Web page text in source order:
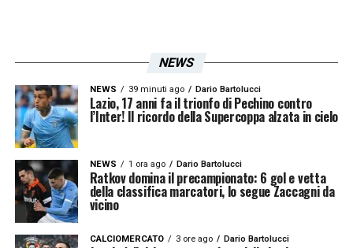
convinzione. Il lavoro svolto da Sarri nel ritiro
di Formello ha dato i suoi frutti, e la
conoscenza dei suoi metodi da parte di molti
giocatori ha sicuramente aiutato. I timori
iniziali, ovvero che una difesa solida si
traducesse in un attacco spento, sono stati
NEWS
NEWS 39 minuti ago Dario Bartolucci
Lazio, 17 anni fa il trionfo di Pechino contro
l’Inter! Il ricordo della Supercoppa alzata in cielo
NEWS 1 ora ago Dario Bartolucci
Ratkov domina il precampionato: 6 gol e vetta
della classifica marcatori, lo segue Zaccagni da
vicino
CALCIOMERCATO 3 ore ago Dario Bartolucci